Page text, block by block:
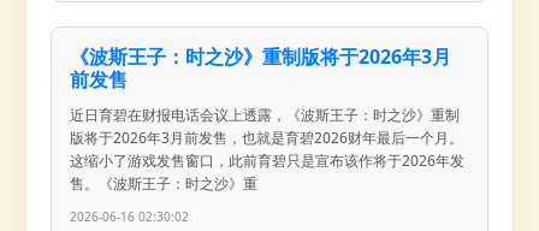
《波斯王子：时之沙》重制版将于2026年3月
前发售
近日育碧在财报电话会议上透露，《波斯王子：时之沙》重制
版将于2026年3月前发售，也就是育碧2026财年最后一个月。
这缩小了游戏发售窗口，此前育碧只是宣布该作将于2026年发
售。《波斯王子：时之沙》重
2026-06-16 02:30:02